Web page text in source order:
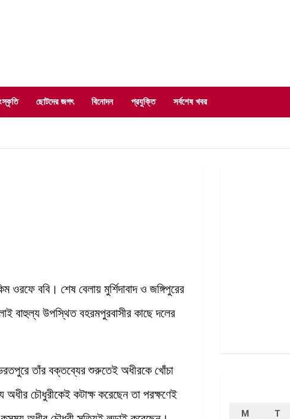
ছোটদের জগৎ বিনোদন প্রযুক্তি সর্বশেষ খবর
ওরফে ববি। শেষ বেলায় মুর্শিদাবাদ ও জঙ্গিপুরের
বাহুল্য উপস্থিত বহরমপুরবাসীর কাছে দলের
তাঁর বক্তব্যের শুরুতেই অধীরকে খোঁচা
চৌধুরীকেই কটাক্ষ করেছেন তা পরক্ষণেই
M T